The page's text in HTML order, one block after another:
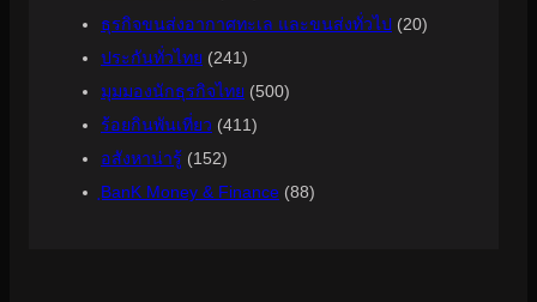
ธุรกิจขนส่งอากาศทะเล และขนส่งทั่วไป (20)
ประกันทั่วไทย (241)
มุมมองนักธุรกิจไทย (500)
ร้อยกินพันเที่ยว (411)
อสังหาน่ารู้ (152)
ฺBanK Money & Finance (88)